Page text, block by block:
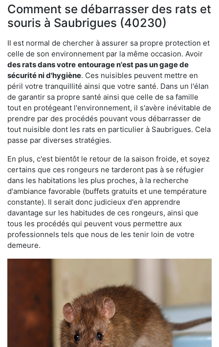
Comment se débarrasser des rats et
souris à Saubrigues (40230)
Il est normal de chercher à assurer sa propre protection et
celle de son environnement par la même occasion. Avoir
des rats dans votre entourage n'est pas un gage de
sécurité ni d'hygiène. Ces nuisibles peuvent mettre en
péril votre tranquillité ainsi que votre santé. Dans un l'élan
de garantir sa propre santé ainsi que celle de sa famille
tout en protégeant l'environnement, il s'avère inévitable de
prendre par des procédés pouvant vous débarrasser de
tout nuisible dont les rats en particulier à Saubrigues. Cela
passe par diverses stratégies.
En plus, c'est bientôt le retour de la saison froide, et soyez
certains que ces rongeurs ne tarderont pas à se réfugier
dans les habitations les plus proches, à la recherche
d'ambiance favorable (buffets gratuits et une température
constante). Il serait donc judicieux d'en apprendre
davantage sur les habitudes de ces rongeurs, ainsi que
tous les procédés qui peuvent vous permettre aux
professionnels tels que nous de les tenir loin de votre
demeure.